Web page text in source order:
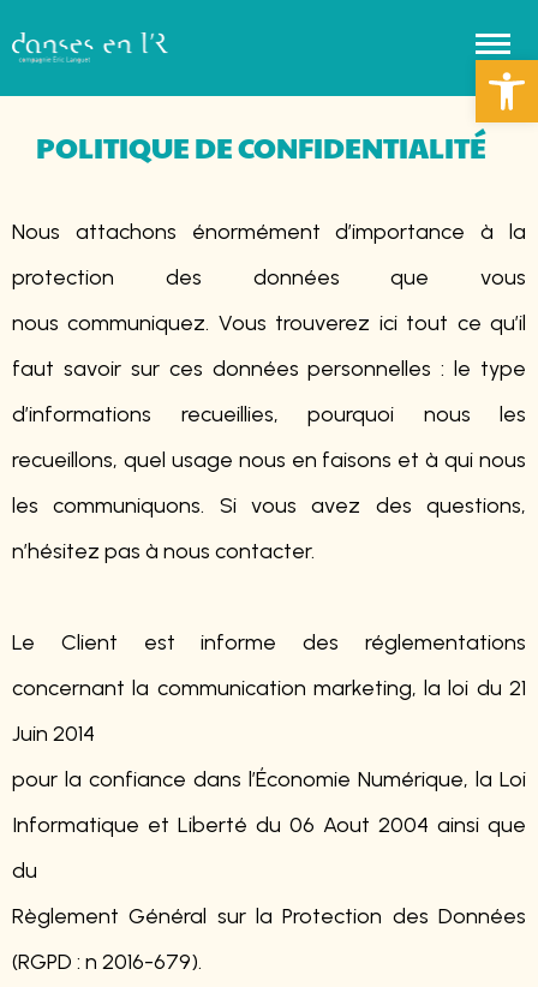
Ouvrir
POLITIQUE DE CONFIDENTIALITÉ
Nous attachons énormément d’importance à la
protection des données que vous
nouscommuniquez. Vous trouverez ici tout ce qu’il
faut savoir sur ces données personnelles : le type
d’informations recueillies, pourquoi nous les
recueillons, quel usage nous en faisons età qui nous
les communiquons. Si vous avez des questions,
n’hésitez pas à nous contacter.
Le Client est informe des réglementations
concernant la communication marketing, la loi du 21
Juin 2014
pour la confiance dans l’Économie Numérique, la Loi
Informatique et Liberté du 06 Aout 2004 ainsi que
du
Règlement Général sur la Protection des Données
(RGPD : n 2016-679).